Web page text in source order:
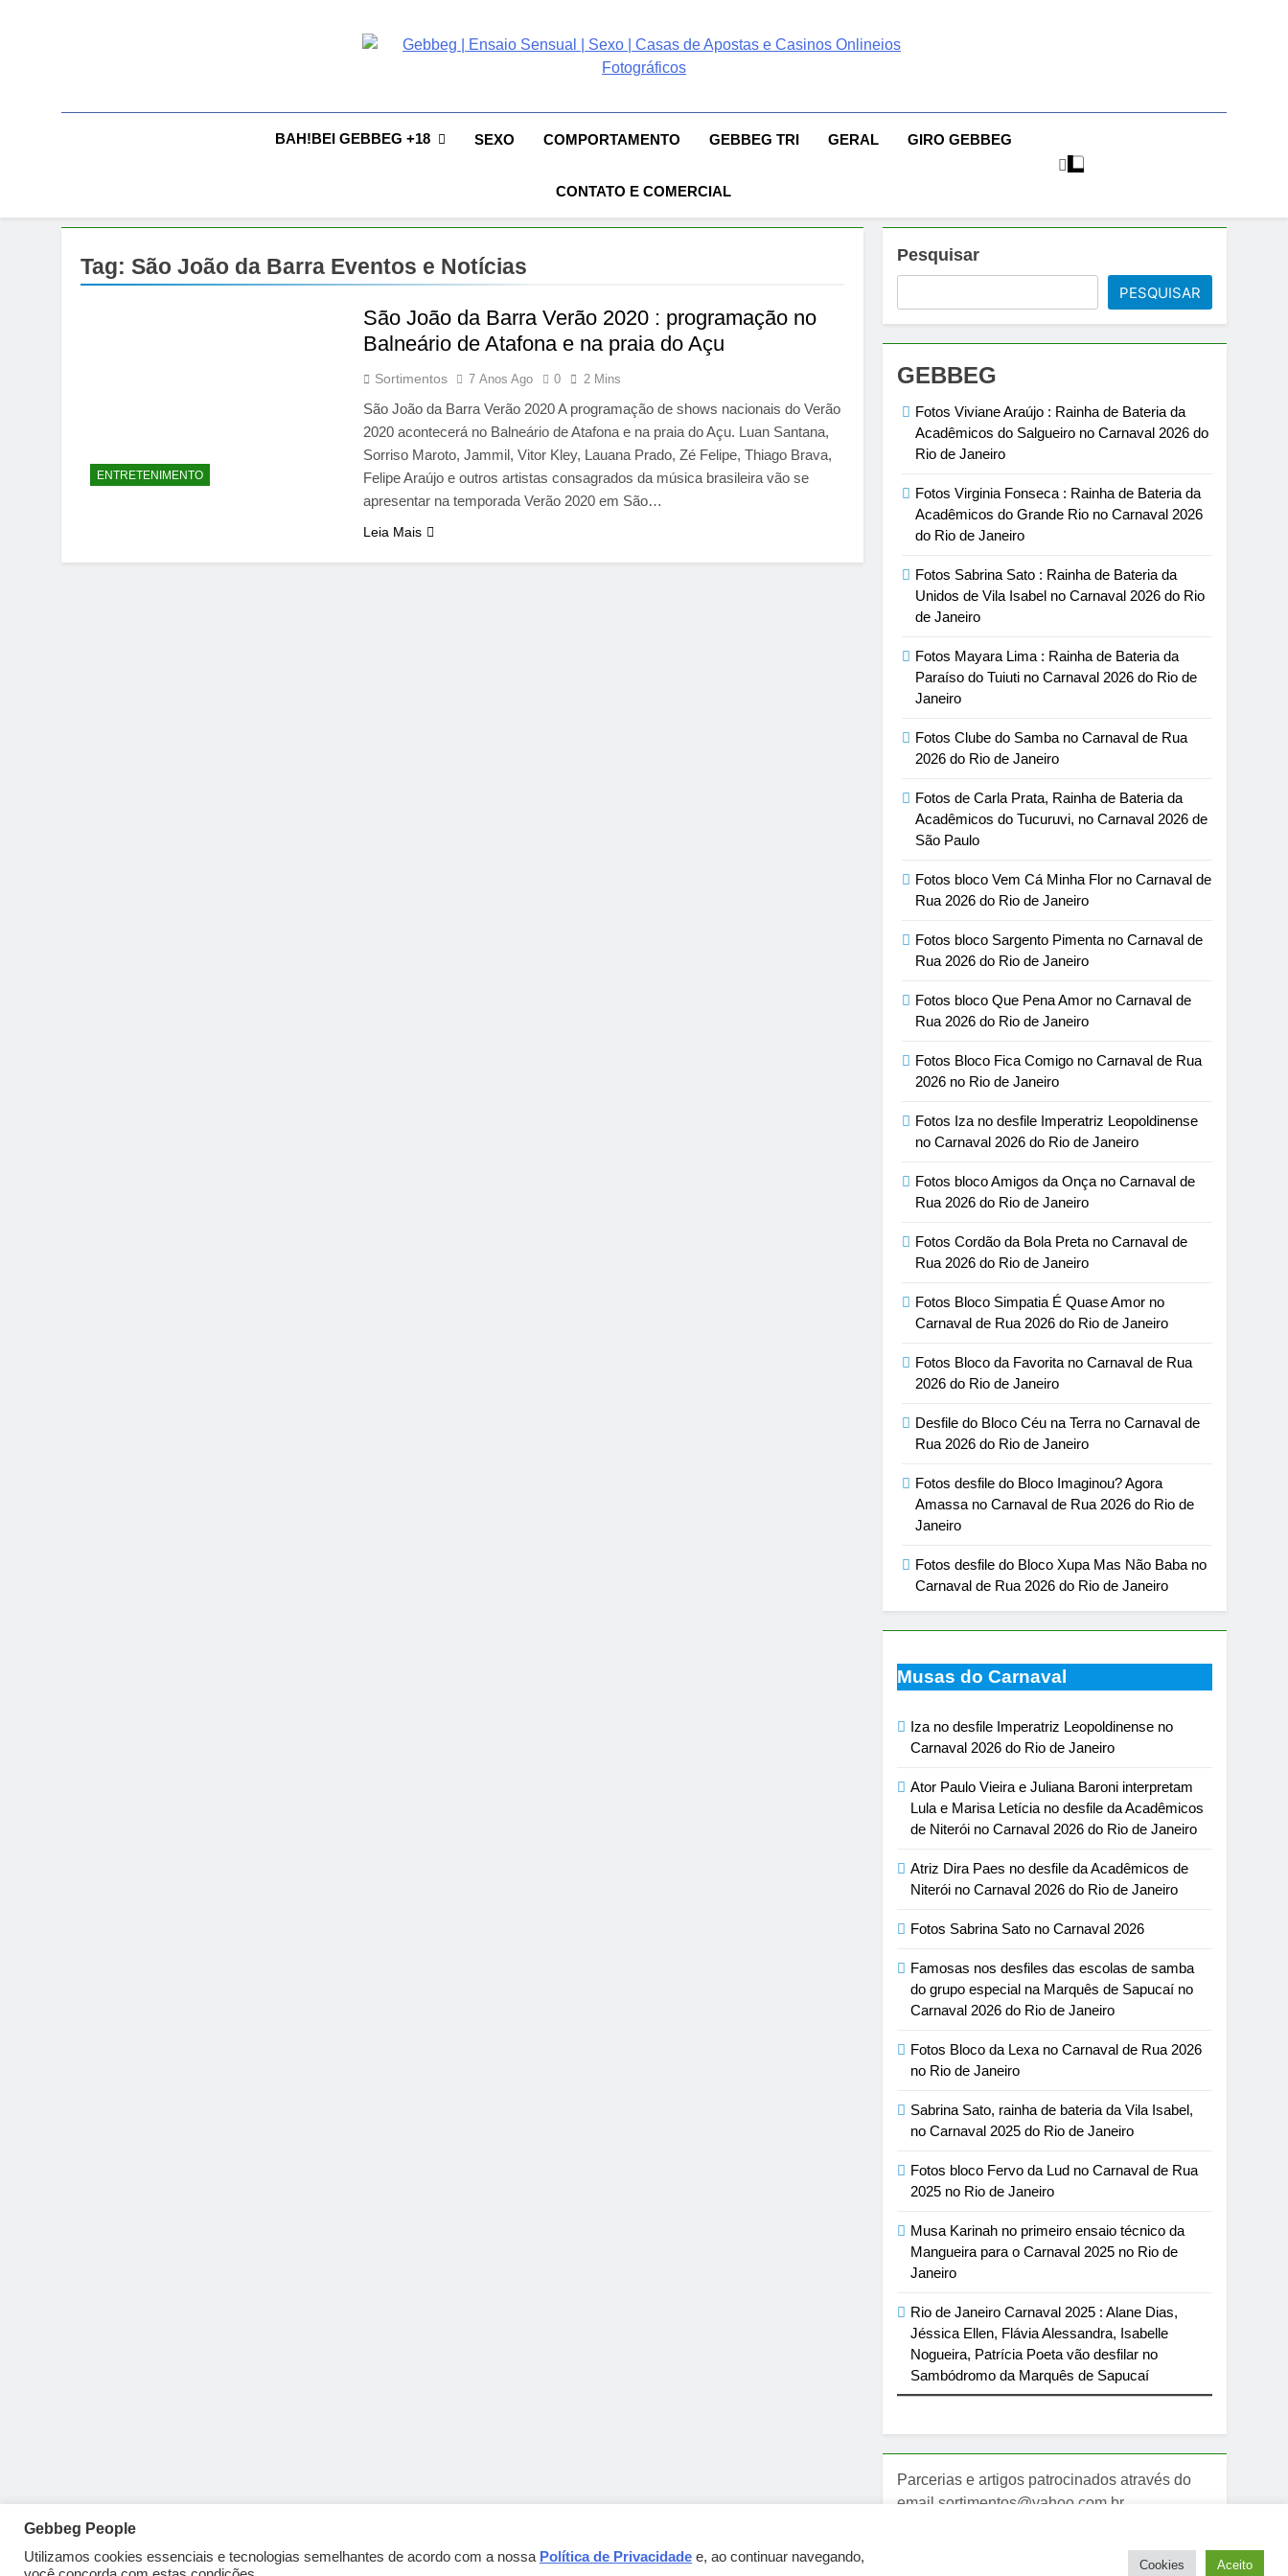
Gebbeg | Ensaio Sensual | Sexo | Casas De
Apostas E Casinos Onlineios Fotográficos
People! Musas Brasileiras Sexy Gebbeg People! Musas Brasileiras Sensual
BAH!BEI GEBBEG +18 SEXO COMPORTAMENTO GEBBEG TRI GERAL GIRO GEBBEG
CONTATO E COMERCIAL
Tag: São João da Barra Eventos e Notícias
ENTRETENIMENTO
São João da Barra Verão 2020 : programação no
Balneário de Atafona e na praia do Açu
Sortimentos 7 Anos Ago 0 2 Mins
São João da Barra Verão 2020 A programação de shows nacionais do Verão
2020 acontecerá no Balneário de Atafona e na praia do Açu. Luan Santana,
Sorriso Maroto, Jammil, Vitor Kley, Lauana Prado, Zé Felipe, Thiago Brava,
Felipe Araújo e outros artistas consagrados da música brasileira vão se
apresentar na temporada Verão 2020 em São…
Leia Mais
Pesquisar
PESQUISAR
GEBBEG
Fotos Viviane Araújo : Rainha de Bateria da
Acadêmicos do Salgueiro no Carnaval 2026 do
Rio de Janeiro
Fotos Virginia Fonseca : Rainha de Bateria da
Acadêmicos do Grande Rio no Carnaval 2026
do Rio de Janeiro
Fotos Sabrina Sato : Rainha de Bateria da
Unidos de Vila Isabel no Carnaval 2026 do Rio
de Janeiro
Fotos Mayara Lima : Rainha de Bateria da
Paraíso do Tuiuti no Carnaval 2026 do Rio de
Janeiro
Fotos Clube do Samba no Carnaval de Rua
2026 do Rio de Janeiro
Fotos de Carla Prata, Rainha de Bateria da
Acadêmicos do Tucuruvi, no Carnaval 2026 de
São Paulo
Fotos bloco Vem Cá Minha Flor no Carnaval de
Rua 2026 do Rio de Janeiro
Fotos bloco Sargento Pimenta no Carnaval de
Rua 2026 do Rio de Janeiro
Fotos bloco Que Pena Amor no Carnaval de
Rua 2026 do Rio de Janeiro
Fotos Bloco Fica Comigo no Carnaval de Rua
2026 no Rio de Janeiro
Fotos Iza no desfile Imperatriz Leopoldinense
no Carnaval 2026 do Rio de Janeiro
Fotos bloco Amigos da Onça no Carnaval de
Rua 2026 do Rio de Janeiro
Fotos Cordão da Bola Preta no Carnaval de
Rua 2026 do Rio de Janeiro
Fotos Bloco Simpatia É Quase Amor no
Carnaval de Rua 2026 do Rio de Janeiro
Fotos Bloco da Favorita no Carnaval de Rua
2026 do Rio de Janeiro
Desfile do Bloco Céu na Terra no Carnaval de
Rua 2026 do Rio de Janeiro
Fotos desfile do Bloco Imaginou? Agora
Amassa no Carnaval de Rua 2026 do Rio de
Janeiro
Fotos desfile do Bloco Xupa Mas Não Baba no
Carnaval de Rua 2026 do Rio de Janeiro
Musas do Carnaval
Iza no desfile Imperatriz Leopoldinense no
Carnaval 2026 do Rio de Janeiro
Ator Paulo Vieira e Juliana Baroni interpretam
Lula e Marisa Letícia no desfile da Acadêmicos
de Niterói no Carnaval 2026 do Rio de Janeiro
Atriz Dira Paes no desfile da Acadêmicos de
Niterói no Carnaval 2026 do Rio de Janeiro
Fotos Sabrina Sato no Carnaval 2026
Famosas nos desfiles das escolas de samba
do grupo especial na Marquês de Sapucaí no
Carnaval 2026 do Rio de Janeiro
Fotos Bloco da Lexa no Carnaval de Rua 2026
no Rio de Janeiro
Sabrina Sato, rainha de bateria da Vila Isabel,
no Carnaval 2025 do Rio de Janeiro
Fotos bloco Fervo da Lud no Carnaval de Rua
2025 no Rio de Janeiro
Musa Karinah no primeiro ensaio técnico da
Mangueira para o Carnaval 2025 no Rio de
Janeiro
Rio de Janeiro Carnaval 2025 : Alane Dias,
Jéssica Ellen, Flávia Alessandra, Isabelle
Nogueira, Patrícia Poeta vão desfilar no
Sambódromo da Marquês de Sapucaí
Parcerias e artigos patrocinados através do
email sortimentos@yahoo.com.br
Gebbeg Powered ByBlazeThemes
Gebbeg People
Utilizamos cookies essenciais e tecnologias semelhantes de acordo com a nossa Política de Privacidade e, ao continuar navegando,
Cookies Aceito